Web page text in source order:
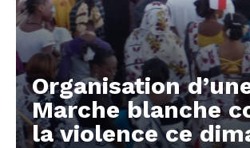
Organisation
Marche blanche
la violence ce